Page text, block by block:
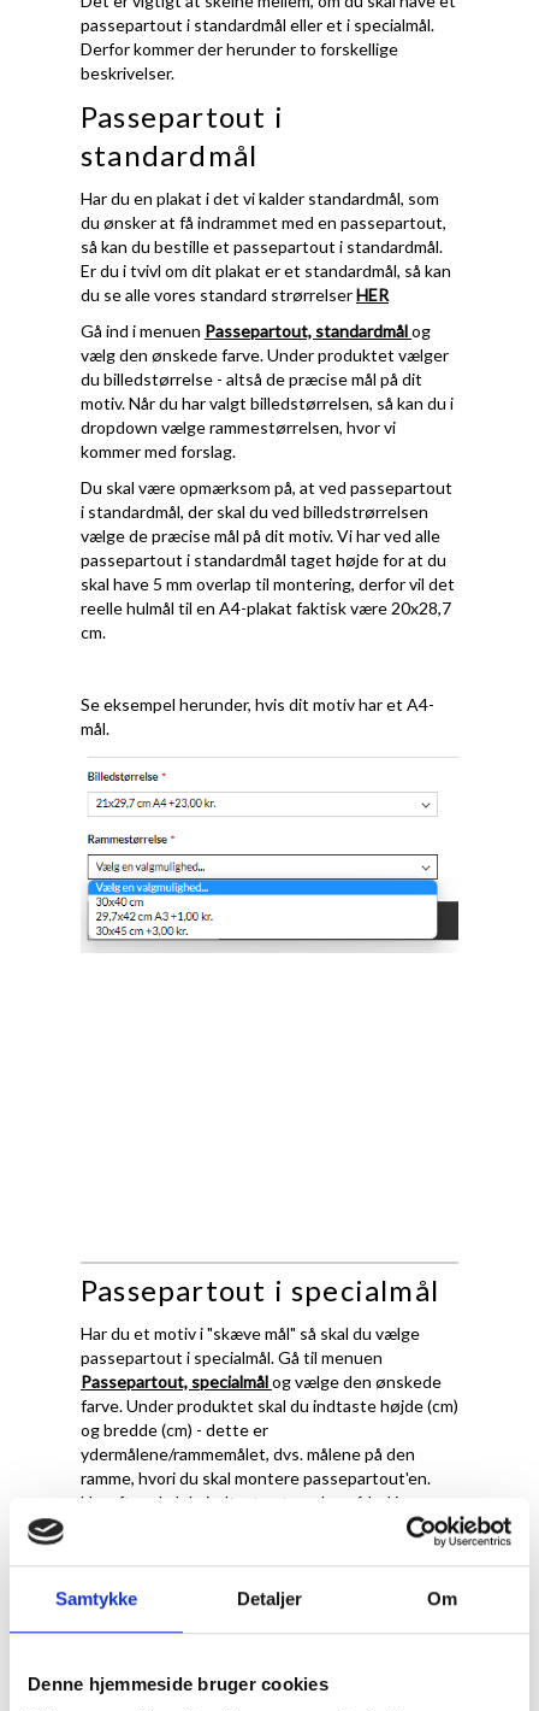
Samtykke Detaljer Om
Denne hjemmeside bruger cookies
passepartout i standardmål eller et i specialmål.
Derfor kommer der herunder to forskellige
beskrivelser.
Passepartout i
standardmål
Har du en plakat i det vi kalder standardmål, som
du ønsker at få indrammet med en passepartout,
så kan du bestille et passepartout i standardmål.
Er du i tvivl om dit plakat er et standardmål, så kan
du se alle vores standard strørrelserHER
Gå ind i menuen Passepartout, standardmålog
vælg den ønskede farve. Under produktet vælger
du billedstørrelse - altså de præcise mål på dit
motiv. Når du har valgt billedstørrelsen, så kan du i
dropdown vælge rammestørrelsen, hvor vi
kommer med forslag.
Du skal være opmærksom på, at ved passepartout
i standardmål, der skal du ved billedstrørrelsen
vælge de præcise mål på dit motiv. Vi har ved alle
passepartout i standardmål taget højde for at du
skal have 5 mm overlap til montering, derfor vil det
reelle hulmål til en A4-plakat faktisk være 20x28,7
cm.
Se eksempel herunder, hvis dit motiv har et A4-
mål.
Passepartout i specialmål
Har du et motiv i "skæve mål" så skal du vælge
passepartout i specialmål. Gå til menuen
Passepartout, specialmålog vælge den ønskede
farve. Under produktet skal du indtaste højde (cm)
og bredde (cm) - dette er
ydermålene/rammemålet, dvs. målene på den
ramme, hvori du skal montere passepartout'en.
Herefter skal du indtaste størrelse på hul i
Det er vigtigt at fremhæve, at ved passepartout i
efter de oplysningerne du giver os. Det betyder at
du her selv skal tage højde for et overlap til
lave hulmålet samme strørrelse som dit motiv, da